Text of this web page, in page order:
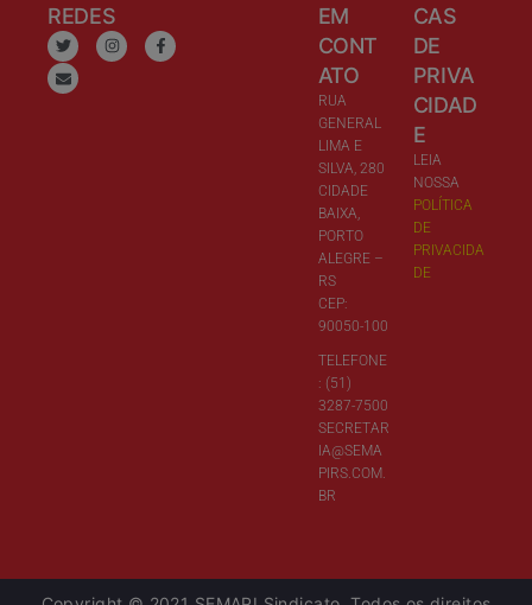
REDES
EM
CONT
ATO
RUA
GENERAL
LIMA E
SILVA, 280
CIDADE
BAIXA,
PORTO
ALEGRE –
RS
CEP:
90050-100
TELEFONE
: (51)
3287-7500
SECRETAR
IA@SEMA
PIRS.COM.
BR
CAS
DE
PRIVA
CIDAD
E
LEIA
NOSSA
POLÍTICA
DE
PRIVACIDA
DE